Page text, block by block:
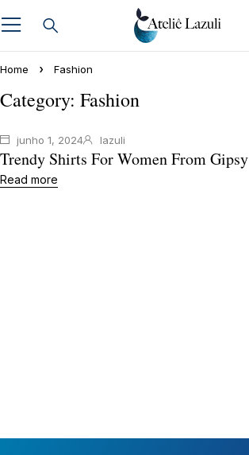
Home Fashion
Category: Fashion
junho 1, 2024 lazuli
Trendy Shirts For Women From Gipsy
Read more